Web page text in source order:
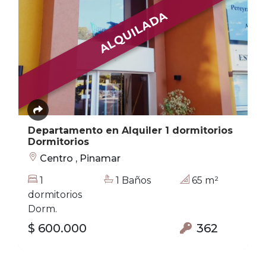
ALQUILADA
Departamento en Alquiler 1 dormitorios
Dormitorios
Centro , Pinamar
1
dormitorios
Dorm.
1 Baños 65 m²
$ 600.000 362